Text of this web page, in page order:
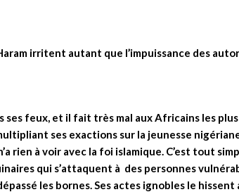
irritent autant que l’impuissance des
ses feux, et il fait très mal aux Africains les
ses exactions sur la jeunesse
rien à voir avec la foi islamique. C’est tout
qui s’attaquent à des personnes
les bornes. Ses actes ignobles le hissent